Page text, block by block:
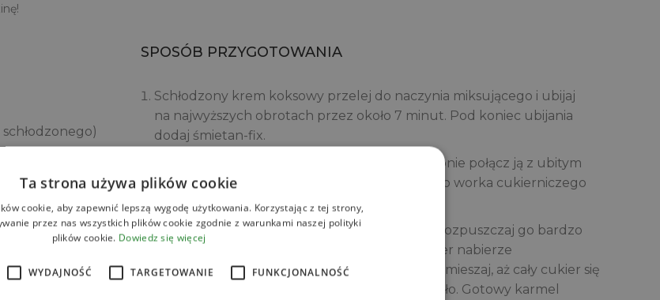
SPOSÓB PRZYGOTOWANIA
Schłodzony krem koksowy przelej do naczynia miksującego i ubijaj
na najwyższych obrotach przez około 7 minut. Pod koniec ubijania
dodaj śmietan-fix.
Rozpuść czekoladę w kąpieli wodnej, a następnie połącz ją z ubitym
mlekiem kokosowym. Gotowy krem przełóż do worka cukierniczego
i wstaw do lodówki.
Przygotuj karmel. Do rondelka wsyp cukier i rozpuszczaj go bardzo
powoli, pilnując, aby się nie przypalił. Gdy cukier nabierze
przezroczysto-złotej barwy, dodaj śmietankę i mieszaj, aż cały cukier się
rozpuści. Następnie dodaj pastę miso oraz masło. Gotowy karmel
Ta strona używa plików cookie
cookie, aby zapewnić lepszą wygodę użytkowania. Korzystając z tej strony,
przez nas wszystkich plików cookie zgodnie z warunkami naszej polityki
plików cookie. Dowiedz się więcej
WYDAJNOŚĆ TARGETOWANIE FUNKCJONALNOŚĆ